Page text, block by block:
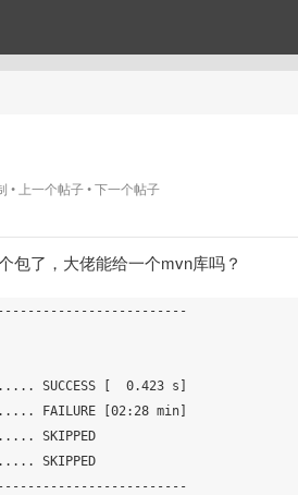
上一个帖子
下一个帖子
包了，大佬能给一个mvn库吗？
SUCCESS [  0.423 s]
[02:28 min]
SKIPPED
SKIPPED